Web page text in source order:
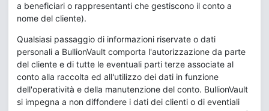
a beneficiari o rappresentanti che gestiscono il conto a
nome del cliente).
Qualsiasi passaggio di informazioni riservate o dati
personali a BullionVault comporta l'autorizzazione da parte
del cliente e di tutte le eventuali parti terze associate al
conto alla raccolta ed all'utilizzo dei dati in funzione
dell'operatività e della manutenzione del conto. BullionVault
si impegna a non diffondere i dati dei clienti o di eventiali